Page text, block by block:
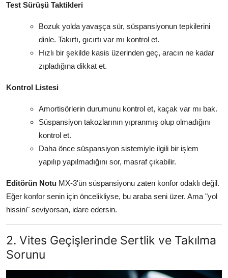
Test Sürüşü Taktikleri
Bozuk yolda yavaşça sür, süspansiyonun tepkilerini
dinle. Takırtı, gıcırtı var mı kontrol et.
Hızlı bir şekilde kasis üzerinden geç, aracın ne kadar
zıpladığına dikkat et.
Kontrol Listesi
Amortisörlerin durumunu kontrol et, kaçak var mı bak.
Süspansiyon takozlarının yıpranmış olup olmadığını
kontrol et.
Daha önce süspansiyon sistemiyle ilgili bir işlem
yapılıp yapılmadığını sor, masraf çıkabilir.
Editörün Notu MX-3'ün süspansiyonu zaten konfor odaklı değil.
Eğer konfor senin için öncelikliyse, bu araba seni üzer. Ama "yol
hissini" seviyorsan, idare edersin.
2. Vites Geçişlerinde Sertlik ve Takılma
Sorunu